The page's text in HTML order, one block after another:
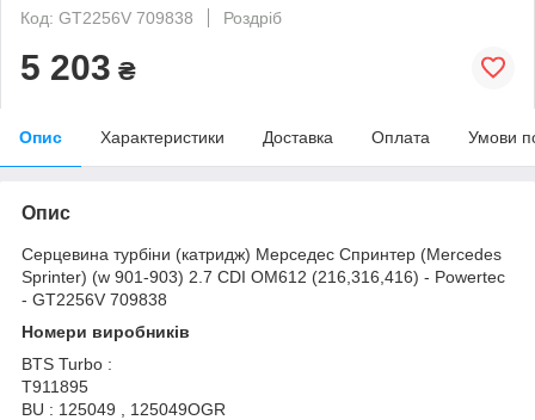
Код: GT2256V 709838
Роздріб
5 203 ₴
Опис Характеристики Доставка Оплата Умови
Опис
Серцевина турбіни (катридж) Мерседес Спринтер (Mercedes
Sprinter) (w 901-903) 2.7 CDI OM612 (216,316,416) - Powertec
- GT2256V 709838
Номери виробників
BTS Turbo :
T911895
BU : 125049 , 125049OGR